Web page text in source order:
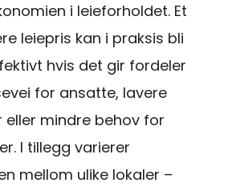
i leieforholdet. Et
leiepris kan i praksis bli
hvis det gir fordeler
for ansatte, lavere
eller mindre behov for
I tillegg varierer
mellom ulike lokaler –